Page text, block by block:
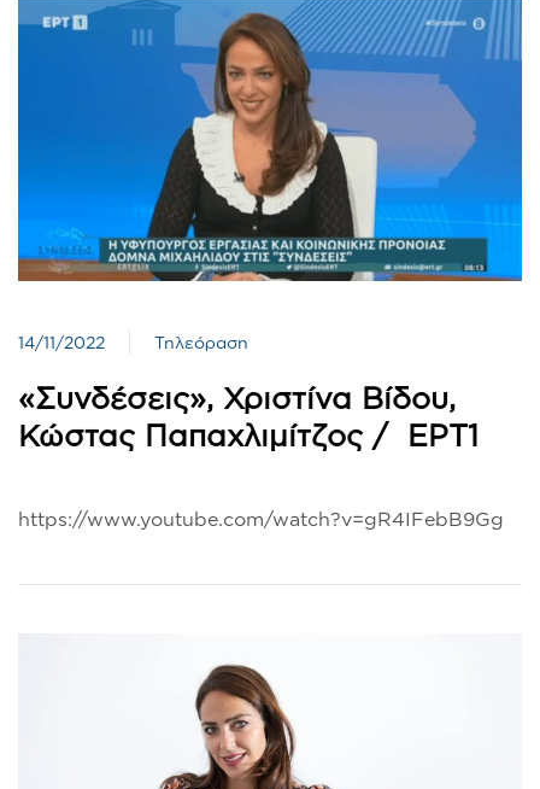
14/11/2022 Τηλεόραση
«Συνδέσεις», Χριστίνα Βίδου,
Κώστας Παπαχλιμίτζος / ΕΡΤ1
https://www.youtube.com/watch?v=gR4IFebB9Gg